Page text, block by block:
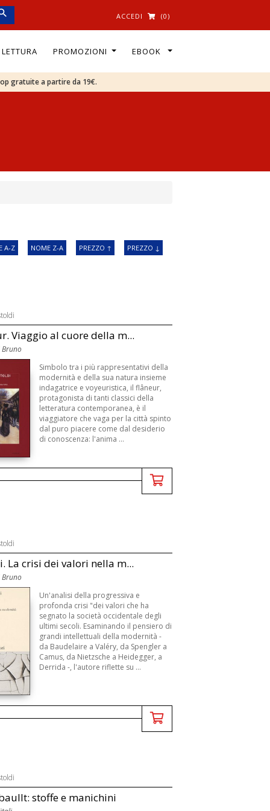
ACCEDI (0)
PROMOZIONI EBOOK
gratuite a partire da 19€.
A-Z NOME Z-A PREZZO ↑ PREZZO ↓
Viaggio al cuore della m...
Simbolo tra i più rappresentativi della
modernità e della sua natura insieme
indagatrice e voyeuristica, il flâneur,
protagonista di tanti classici della
letteratura contemporanea, è il
viaggiatore che vaga per la città spinto
dal puro piacere come dal desiderio
di conoscenza: l'anima ...
La crisi dei valori nella m...
Un'analisi della progressiva e
profonda crisi "dei valori che ha
segnato la società occidentale degli
ultimi secoli. Esaminando il pensiero di
grandi intellettuali della modernità -
da Baudelaire a Valéry, da Spengler a
Camus, da Nietzsche a Heidegger, a
Derrida -, l'autore riflette su ...
stoffe e manichini